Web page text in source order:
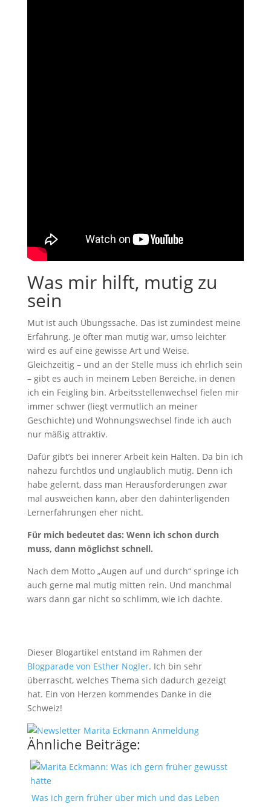
Was mir hilft, mutig zu
sein
Mut ist auch Übungssache. Das ist zumindest meine
Erfahrung. Je öfter man mutig war, umso leichter
wird es auf eine gewisse Art und Weise.
Gleichzeitig – und an der Stelle muss ich ehrlich sein
– gibt es auch in meinem Leben Bereiche, in denen
ich ein Feigling bin. Arbeitsstellenwechsel fielen mir
immer schwer (liegt vermutlich an meiner
Geschichte) und Wohnungswechsel finde ich auch
nur mäßig attraktiv.
Dafür gibt’s bei innerer Arbeit kein Halten. Da bin ich
nahezu furchtlos und unglaublich mutig. Denn ich
habe gelernt, dass man Herausforderungen zwar
mal ausweichen kann, aber den dahinterligenden
Lernerfahrungen eher nicht.
Für mich bedeutet das: Wenn ich schon durch
muss, dann möglichst schnell.
Nach dem Motto „Augen auf und durch“ springe ich
auch gerne mal mutig mitten rein. Und manchmal
wars dann gar nicht so schlimm, wie ich dachte.
Dieser Blogartikel entstand im Rahmen der
Blogparade von Esther Nogler. Ich bin sehr
überrascht, welches Thema sich dadurch gezeigt
hat. Ein von Herzen kommendes Danke in die
Schweiz!
Ähnliche Beiträge:
Was ich gern früher über mich und das Leben